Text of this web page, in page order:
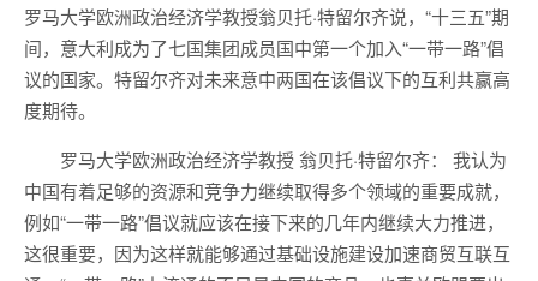
罗马大学欧洲政治经济学教授翁贝托·特留尔齐说，“十三五”期
间，意大利成为了七国集团成员国中第一个加入“一带一路”倡
议的国家。特留尔齐对未来意中两国在该倡议下的互利共赢高
度期待。
罗马大学欧洲政治经济学教授 翁贝托·特留尔齐： 我认为
中国有着足够的资源和竞争力继续取得多个领域的重要成就，
例如“一带一路”倡议就应该在接下来的几年内继续大力推进，
这很重要，因为这样就能够通过基础设施建设加速商贸互联互